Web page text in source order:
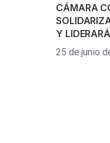
CÁMARA
Y
25 de junio